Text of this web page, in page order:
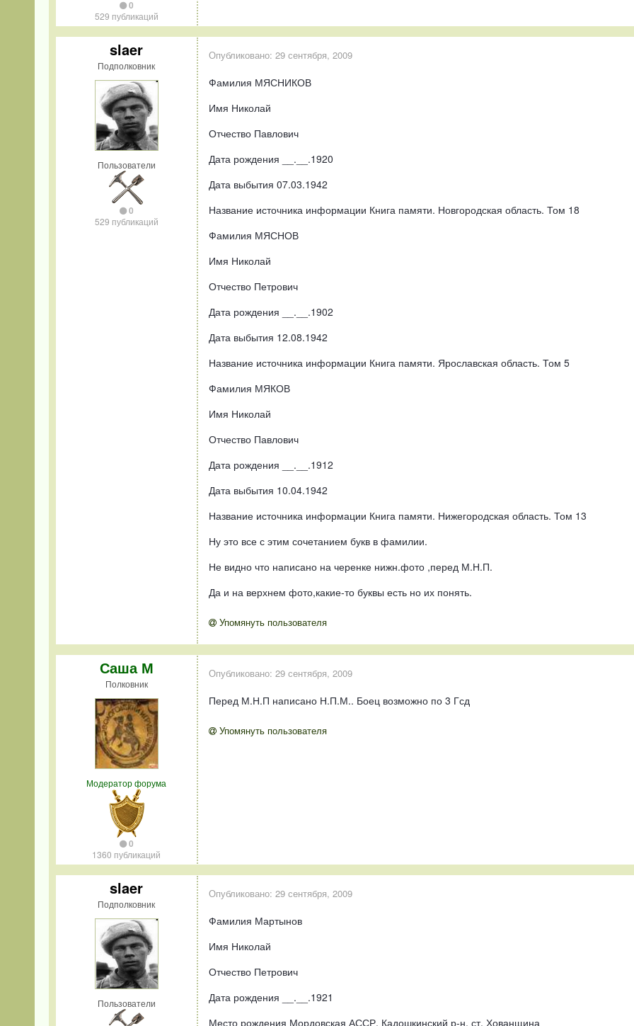
0
529 публикаций
slaer
Подполковник
Пользователи
0
529 публикаций
Опубликовано: 29 сентября, 2009
Фамилия МЯСНИКОВ
Имя Николай
Отчество Павлович
Дата рождения __.__.1920
Дата выбытия 07.03.1942
Название источника информации Книга памяти. Новгородская область. Том 18
Фамилия МЯСНОВ
Имя Николай
Отчество Петрович
Дата рождения __.__.1902
Дата выбытия 12.08.1942
Название источника информации Книга памяти. Ярославская область. Том 5
Фамилия МЯКОВ
Имя Николай
Отчество Павлович
Дата рождения __.__.1912
Дата выбытия 10.04.1942
Название источника информации Книга памяти. Нижегородская область. Том 13
Ну это все с этим сочетанием букв в фамилии.
Не видно что написано на черенке нижн.фото ,перед М.Н.П.
Да и на верхнем фото,какие-то буквы есть но их понять.
Упомянуть пользователя
Саша М
Полковник
Модератор форума
0
1360 публикаций
Опубликовано: 29 сентября, 2009
Перед М.Н.П написано Н.П.М.. Боец возможно по 3 Гсд
Упомянуть пользователя
slaer
Подполковник
Пользователи
Опубликовано: 29 сентября, 2009
Фамилия Мартынов
Имя Николай
Отчество Петрович
Дата рождения __.__.1921
Место рождения Мордовская АССР, Кадошкинский р-н, ст. Хованщина